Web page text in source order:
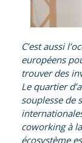
C’est aussi
européens
trouver des
Le quartier
souplesse de
coworking à
écosystème